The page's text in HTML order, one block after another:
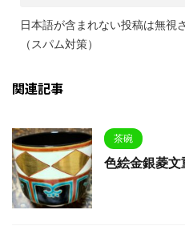
日本語が含まれない投稿は無視
（スパム対策）
関連記事
茶碗
色絵金銀菱文